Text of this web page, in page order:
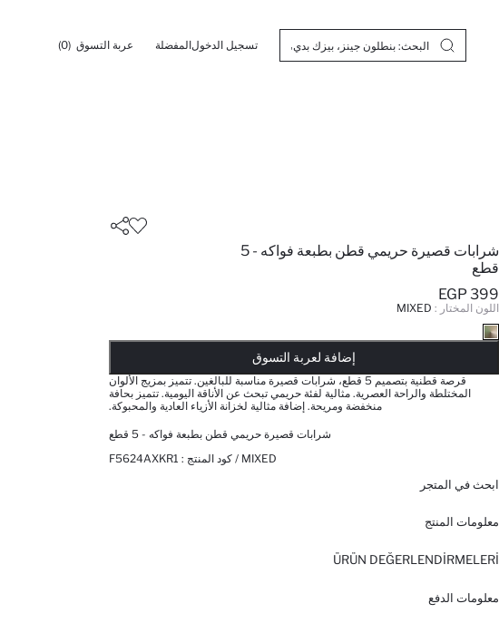
تسجيل الدخولالمفضلة عربة التسوق (0)
شرابات قصيرة حريمي قطن بطبعة فواكه - 5
قطع
399 EGP
اللون المختار : MIXED
إضافة لعربة التسوق
قرصة قطنية بتصميم 5 قطع، شرابات قصيرة مناسبة للبالغين. تتميز بمزيج الألوان
المختلطة والراحة العصرية. مثالية لفئة حريمي تبحث عن الأناقة اليومية. تتميز بحافة
منخفضة ومريحة. إضافة مثالية لخزانة الأزياء العادية والمحبوكة.
شرابات قصيرة حريمي قطن بطبعة فواكه - 5 قطع
MIXED / كود المنتج :
F5624AXKR1
ابحث في المتجر
معلومات المنتج
ÜRÜN DEĞERLENDİRMELERİ
معلومات الدفع